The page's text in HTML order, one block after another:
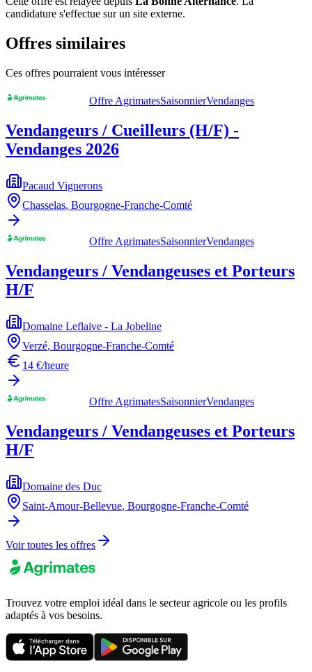
candidature s'effectue sur un site externe.
Offres similaires
Ces offres pourraient vous intéresser
Offre AgrimatesSaisonnierVendanges
Vendangeurs / Cueilleurs (H/F) -
Vendanges 2026
Pacaud Vignerons
Chasselas, Bourgogne-Franche-Comté
Offre AgrimatesSaisonnierVendanges
Vendangeurs / Vendangeuses et Porteurs
H/F
Domaine Leflaive - La Jobeline
Verzé, Bourgogne-Franche-Comté
14 €/heure
Offre AgrimatesSaisonnierVendanges
Vendangeurs / Vendangeuses et Porteurs
H/F
Domaine des Duc
Saint-Amour-Bellevue, Bourgogne-Franche-Comté
Voir toutes les offres
Trouvez votre emploi idéal dans le secteur agricole ou les profils
adaptés à vos besoins.